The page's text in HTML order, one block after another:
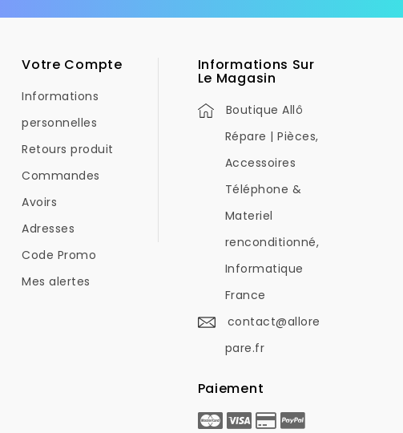
Votre Compte
Informations
personnelles
Retours produit
Commandes
Avoirs
Adresses
Code Promo
Mes alertes
Informations Sur
Le Magasin
Boutique Allô
Répare | Pièces,
Accessoires
Téléphone &
Materiel
renconditionné,
Informatique
France
contact@allore
pare.fr
Paiement